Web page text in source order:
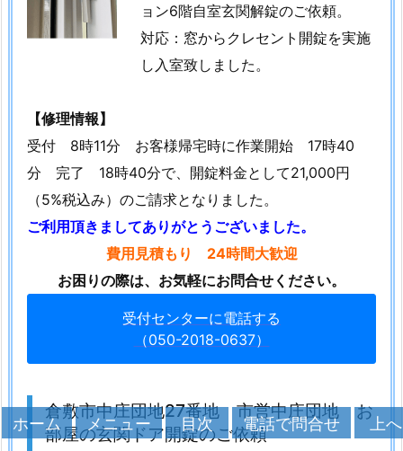
問
合
せ
さ
い
ョン6階自室玄関解錠のご依頼。
対応：窓からクレセント開錠を実施
し入室致しました。
【修理情報】
受付 8時11分 お客様帰宅時に作業開始 17時40
分 完了 18時40分で、開錠料金として21,000円
（5%税込み）のご請求となりました。
ご利用頂きましてありがとうございました。
費用見積もり 24時間大歓迎
お困りの際は、お気軽にお問合せください。
受付センターに電話する
（050-2018-0637）
倉敷市中庄団地27番地 市営中庄団地 お
部屋の玄関ドア開錠のご依頼
ホーム メニュー 目次 電話で問合せ 上へ